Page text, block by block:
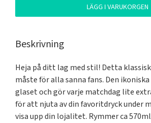
LÄGG I VARUKORGEN
Beskrivning
Heja på ditt lag med stil! Detta
måste för alla sanna fans. Den
glaset och gör varje matchdag lite
för att njuta av din favoritdryck under
visa upp din lojalitet. Rymmer ca 570ml